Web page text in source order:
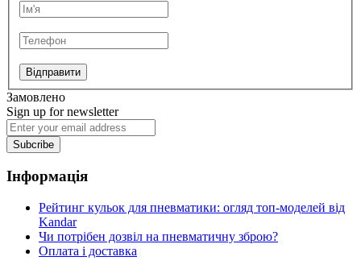
Відправити
Замовлено
Sign up for newsletter
Subcribe
Інформація
Рейтинг кульок для пневматики: огляд топ-моделей від
Kandar
Чи потрібен дозвіл на пневматичну зброю?
Оплата і доставка